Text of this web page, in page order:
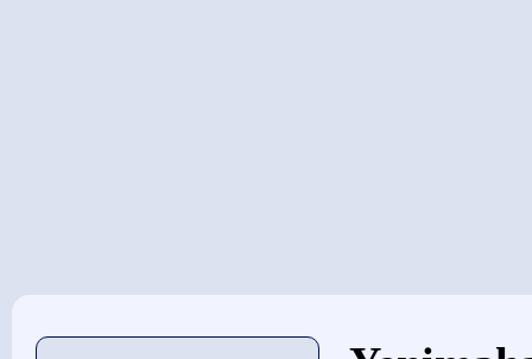
当前位置